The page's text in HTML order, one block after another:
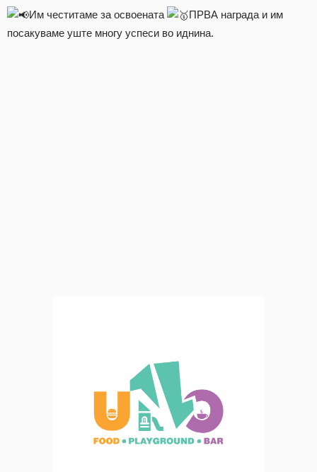
Им честитаме за освоената
ПРВА награда и им
посакуваме уште многу успеси во иднина.